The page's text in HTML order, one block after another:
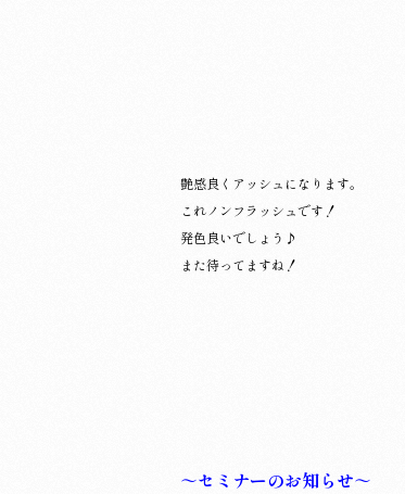
艶感良くアッシュになります。
これノンフラッシュです！
発色良いでしょう♪
また待ってますね！
～セミナーのお知らせ～